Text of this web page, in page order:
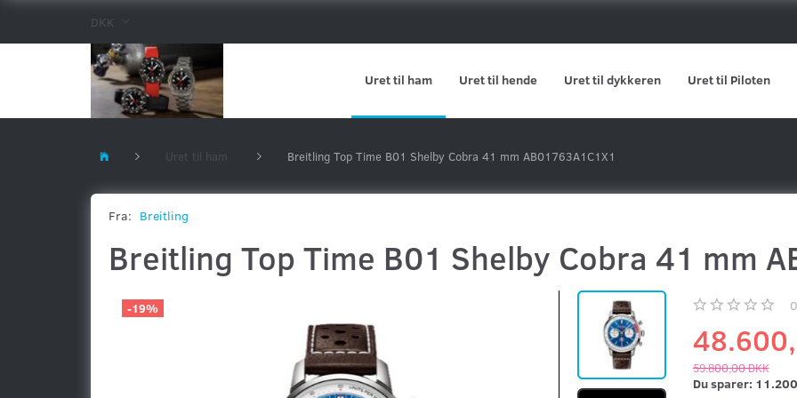
DKK
Uret til ham Uret til hende Uret til dykkeren Uret til Piloten
Uret til ham Breitling Top Time B01 Shelby Cobra 41 mm AB01763A1C1X1
Fra: Breitling
Breitling Top Time B01 Shelby Cobra 41 mm
-19% 0
59.800,00 DKK
Du sparer: